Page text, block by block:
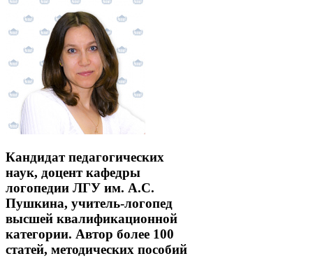
Кандидат педагогических
наук, доцент кафедры
логопедии ЛГУ им. А.С.
Пушкина, учитель-логопед
высшей квалификационной
категории. Автор более 100
статей, методических пособий